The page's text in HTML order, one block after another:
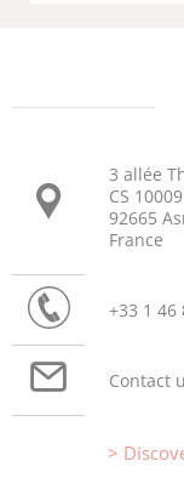
3 allée
CS 10009
92665
France
+33 1 46
Contact